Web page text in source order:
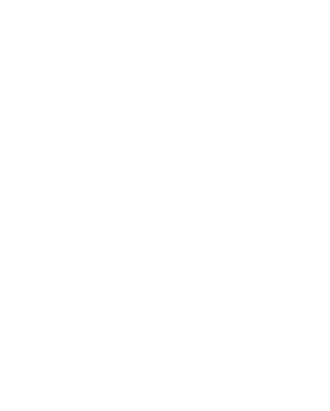
– Aroma dugaan korupsi